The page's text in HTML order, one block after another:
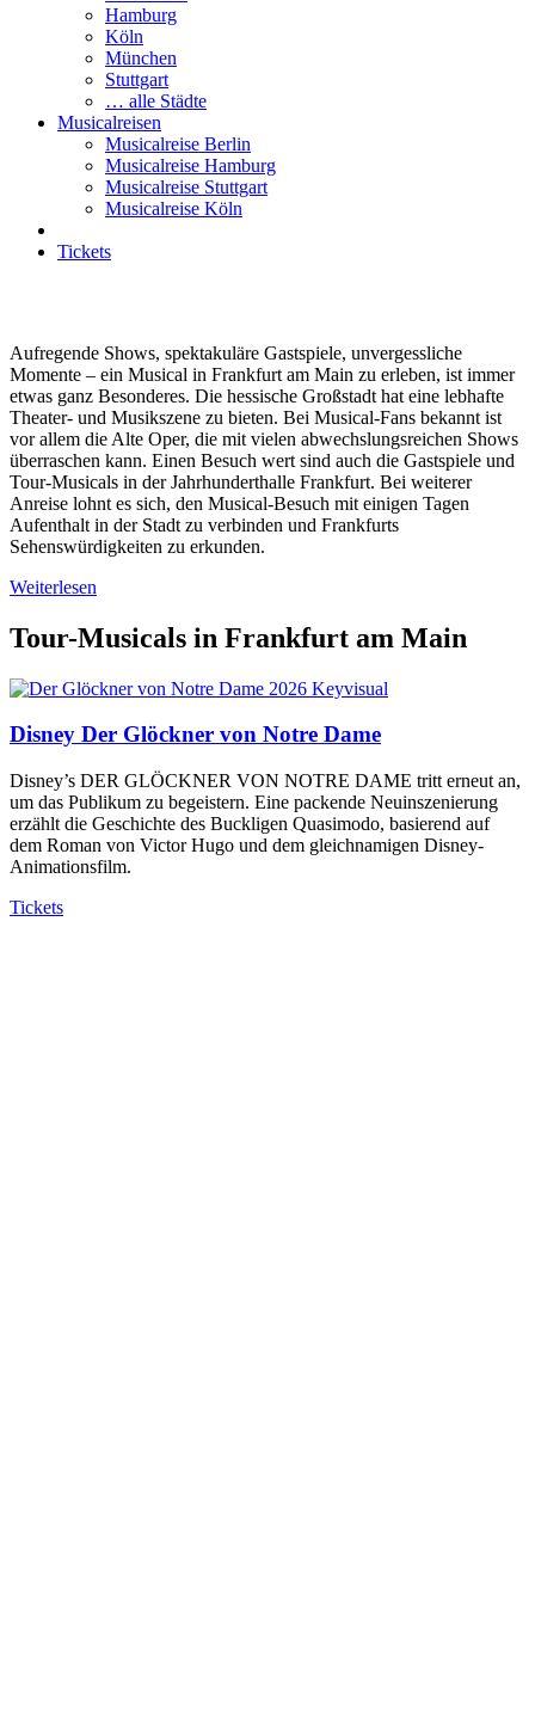
Hamburg
Köln
München
Stuttgart
… alle Städte
Musicalreisen
Musicalreise Berlin
Musicalreise Hamburg
Musicalreise Stuttgart
Musicalreise Köln
Tickets
Aufregende Shows, spektakuläre Gastspiele, unvergessliche
Momente – ein Musical in Frankfurt am Main zu erleben, ist immer
etwas ganz Besonderes. Die hessische Großstadt hat eine lebhafte
Theater- und Musikszene zu bieten. Bei Musical-Fans bekannt ist
vor allem die Alte Oper, die mit vielen abwechslungsreichen Shows
überraschen kann. Einen Besuch wert sind auch die Gastspiele und
Tour-Musicals in der Jahrhunderthalle Frankfurt. Bei weiterer
Anreise lohnt es sich, den Musical-Besuch mit einigen Tagen
Aufenthalt in der Stadt zu verbinden und Frankfurts
Sehenswürdigkeiten zu erkunden.
Weiterlesen
Tour-Musicals in Frankfurt am Main
Disney Der Glöckner von Notre Dame
Disney’s DER GLÖCKNER VON NOTRE DAME tritt erneut an,
um das Publikum zu begeistern. Eine packende Neuinszenierung
erzählt die Geschichte des Buckligen Quasimodo, basierend auf
dem Roman von Victor Hugo und dem gleichnamigen Disney-
Animationsfilm.
Tickets